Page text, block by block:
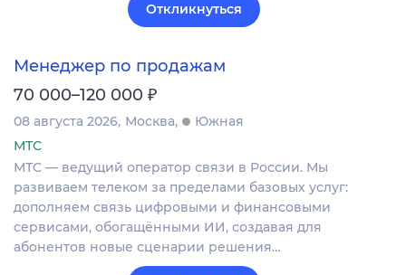
Откликнуться
Менеджер по продажам
70 000–120 000 ₽
08 августа 2026 Москва
Южная
МТС
МТС — ведущий оператор связи в России. Мы
развиваем телеком за пределами базовых услуг:
дополняем связь цифровыми и финансовыми
сервисами, обогащёнными ИИ, создавая для
абонентов новые сценарии решения…